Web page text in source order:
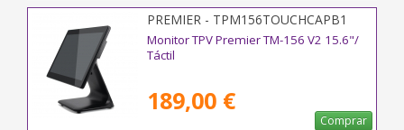
PREMIER - TPM156TOUCHCAPB1
Monitor TPV Premier TM-156 V2 15.6"/
Táctil
189,00 €
Comprar